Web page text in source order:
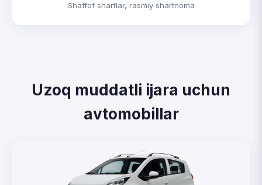
Shaffof shartlar, rasmiy shartnoma
Uzoq muddatli ijara uchun
avtomobillar